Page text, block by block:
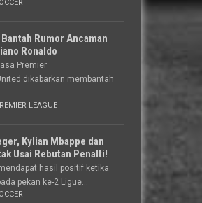
Rumor Ancaman
Ronaldo
Premier
dikabarkan membantah
LEAGUE
Kylian Mbappe dan
Usai Rebutan Penalti!
hasil positif ketika
pekan ke-2 Ligue...